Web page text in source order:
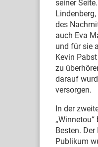
seiner
des
auch Eva
und für sie
Kevin
zu
darauf
versorgen.
In der
Besten.
Publikum